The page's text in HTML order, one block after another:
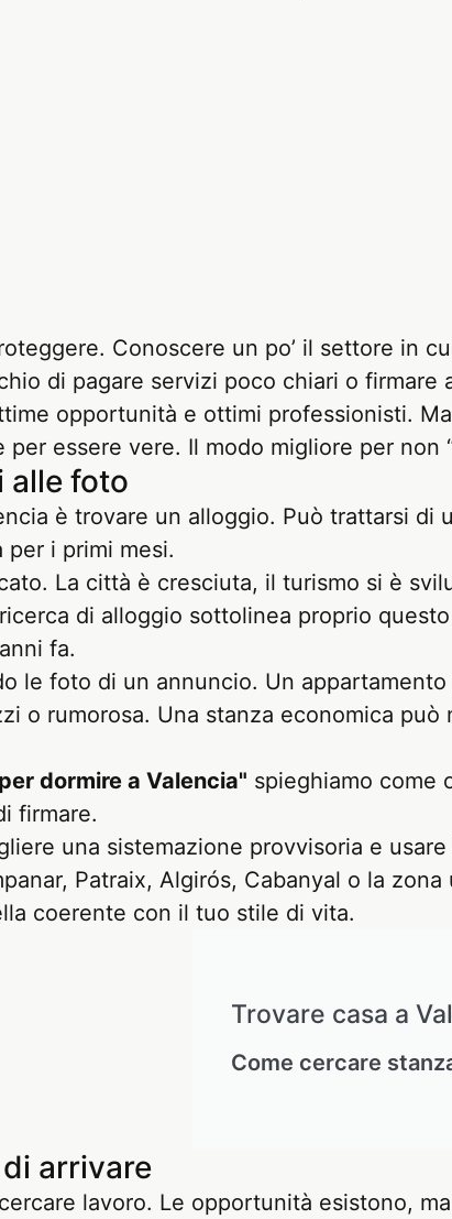
Conoscere un po’ il settore in
di pagare servizi poco chiari o firmare
opportunità e ottimi professionisti.
essere vere. Il modo migliore per non
alle foto
è trovare un alloggio. Può trattarsi di
i primi mesi.
La città è cresciuta, il turismo si è
di alloggio sottolinea proprio
fa.
le foto di un annuncio. Un
o rumorosa. Una stanza economica
dormire a Valencia" spieghiamo come
firmare.
una sistemazione provvisoria e
Patraix, Algirós, Cabanyal o la
coerente con il tuo stile di vita.
Trovare casa a
Come cercare
arrivare
lavoro. Le opportunità esistono,